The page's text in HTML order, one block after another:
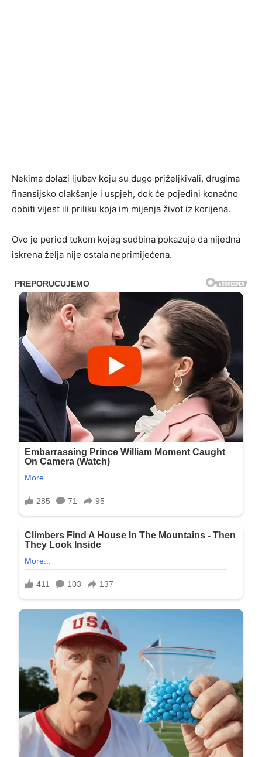
Nekima dolazi ljubav koju su dugo priželjkivali, drugima
finansijsko olakšanje i uspjeh, dok će pojedini konačno
dobiti vijest ili priliku koja im mijenja život iz korijena.
Ovo je period tokom kojeg sudbina pokazuje da nijedna
iskrena želja nije ostala neprimijećena.